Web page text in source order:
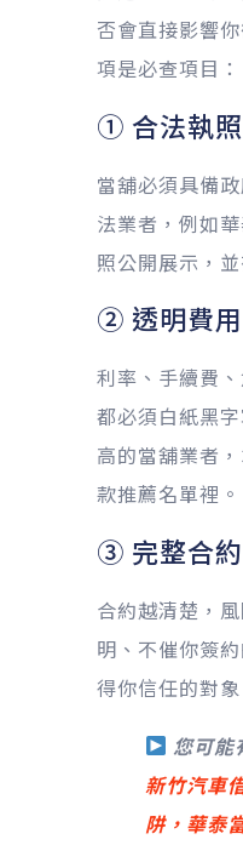
否會直接影響
項是必查項目：
① 合法執照
當舖必須具備
法業者，例如
照公開展示，
② 透明費用
利率、手續費
都必須白紙黑
高的當舖業者
款推薦名單裡。
③ 完整合
合約越清楚，
明、不催你簽
得你信任的對象
您可能
新竹汽車
阱，華泰